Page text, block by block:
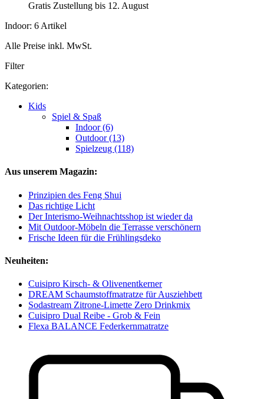
Gratis Zustellung bis 12. August
Indoor: 6 Artikel
Alle Preise inkl. MwSt.
Filter
Kategorien:
Kids
Spiel & Spaß
Indoor (6)
Outdoor (13)
Spielzeug (118)
Aus unserem Magazin:
Prinzipien des Feng Shui
Das richtige Licht
Der Interismo-Weihnachtsshop ist wieder da
Mit Outdoor-Möbeln die Terrasse verschönern
Frische Ideen für die Frühlingsdeko
Neuheiten:
Cuisipro Kirsch- & Olivenentkerner
DREAM Schaumstoffmatratze für Ausziehbett
Sodastream Zitrone-Limette Zero Drinkmix
Cuisipro Dual Reibe - Grob & Fein
Flexa BALANCE Federkernmatratze